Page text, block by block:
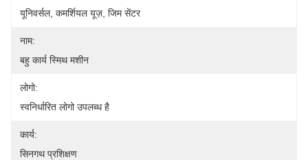
यूनिवर्सल, कमर्शियल यूज़, जिम सेंटर
नाम:
बहु कार्य स्मिथ मशीन
लोगो:
स्वनिर्धारित लोगो उपलब्ध है
कार्य:
सिनगथ प्रशिक्षण